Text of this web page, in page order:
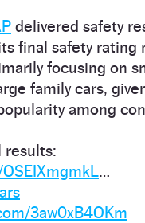
delivered safety
final safety rating
focusing on
family cars,
among
results:
…
3aw0xB4OKm